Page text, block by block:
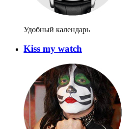
Удобный календарь
Kiss my watch